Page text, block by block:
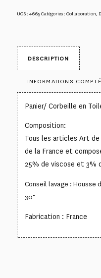
UGS :4665Catégories :Collaboration,
DESCRIPTION
INFORMATIONS
Panier/ Corbeille en
Composition:
Tous les articles Art
de la France et
25% de viscose et 3%
Conseil lavage : Housse
30°
Fabrication : France